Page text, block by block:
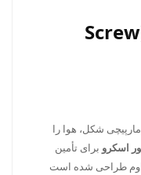
کمپرسورهای اسکرو (Screw
شکل، هوا را
اسکرو برای تأمین
طراحی شده است